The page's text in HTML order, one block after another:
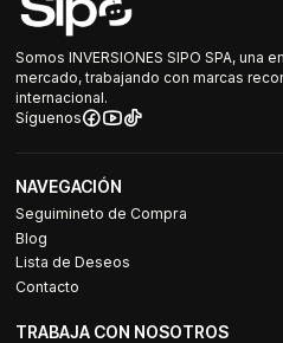
Somos INVERSIONES SIPO SPA, una
mercado, trabajando con marcas
internacional.
Síguenos
NAVEGACIÓN
Seguimineto de Compra
Blog
Lista de Deseos
Contacto
TRABAJA CON NOSOTROS